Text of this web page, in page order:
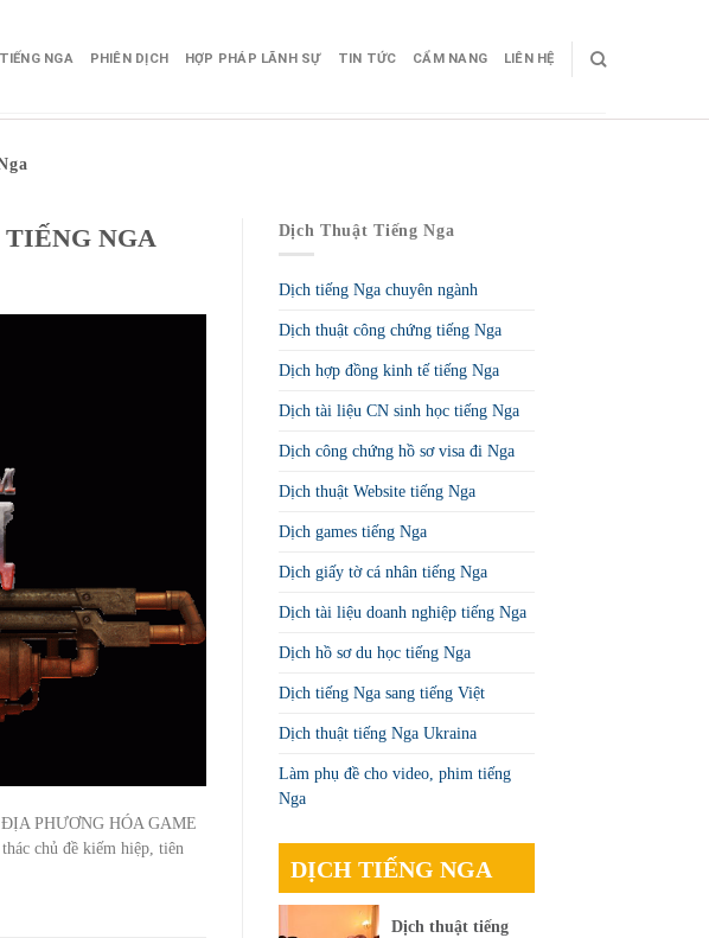
NGA PHIÊN DỊCH HỢP PHÁP LÃNH SỰ TIN TỨC CẨM NANG LIÊN HỆ
NGA
PHƯƠNG HÓA GAME
chủ đề kiếm hiệp, tiên
Dịch Thuật Tiếng Nga
Dịch tiếng Nga chuyên ngành
Dịch thuật công chứng tiếng Nga
Dịch hợp đồng kinh tế tiếng Nga
Dịch tài liệu CN sinh học tiếng Nga
Dịch công chứng hồ sơ visa đi Nga
Dịch thuật Website tiếng Nga
Dịch games tiếng Nga
Dịch giấy tờ cá nhân tiếng Nga
Dịch tài liệu doanh nghiệp tiếng Nga
Dịch hồ sơ du học tiếng Nga
Dịch tiếng Nga sang tiếng Việt
Dịch thuật tiếng Nga Ukraina
Làm phụ đề cho video, phim tiếng
Nga
DỊCH TIẾNG NGA
Dịch thuật tiếng